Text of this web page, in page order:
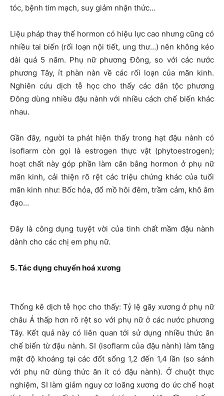
tóc, bệnh tim mạch, suy giảm nhận thức…
Liệu pháp thay thế hormon có hiệu lực cao nhưng cũng có
nhiều tai biến (rối loạn nội tiết, ung thư…) nên không kéo
dài quá 5 năm. Phụ nữ phương Đông, so với các nước
phương Tây, ít phàn nàn về các rối loạn của mãn kinh.
Nghiên cứu dịch tễ học cho thấy các dân tộc phương
Đông dùng nhiều đậu nành với nhiều cách chế biến khác
nhau.
Gần đây, người ta phát hiện thấy trong hạt đậu nành có
isoflarm còn gọi là estrogen thực vật (phytoestrogen);
hoạt chất này góp phần làm cân bằng hormon ở phụ nữ
mãn kinh, cải thiện rõ rệt các triệu chứng khác của tuổi
mãn kinh như: Bốc hỏa, đổ mồ hôi đêm, trầm cảm, khô âm
đạo…
Đây là công dụng tuyệt vời của tinh chất mầm đậu nành
dành cho các chị em phụ nữ.
5. Tác dụng chuyển hoá xương
Thống kê dịch tễ học cho thấy: Tỷ lệ gãy xương ở phụ nữ
châu Á thấp hơn rõ rệt so với phụ nữ ở các nước phương
Tây. Kết quả này có liên quan tới sử dụng nhiều thức ăn
chế biến từ đậu nành. SI (isoflarm của đậu nành) làm tăng
mật độ khoáng tại các đốt sống 1,2 đến 1,4 lần (so sánh
với phụ nữ dùng thức ăn ít có đậu nành). Ở chuột thực
nghiệm, SI làm giảm nguy cơ loãng xương do ức chế hoạt